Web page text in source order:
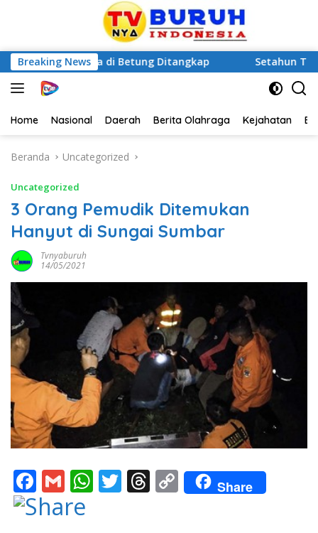
Breaking News
Lansia di Betung Ditangkap Setahun Tanpa
Home Nasional Daerah Berita Olahraga Kejahatan
Beranda Uncategorized
Uncategorized
3 Orang Pemudik Ditemukan
Hanyut di Sungai Sumbar
Tvnyaburuh
14/05/2021
F
ac
G
m
W T T C
o
Share